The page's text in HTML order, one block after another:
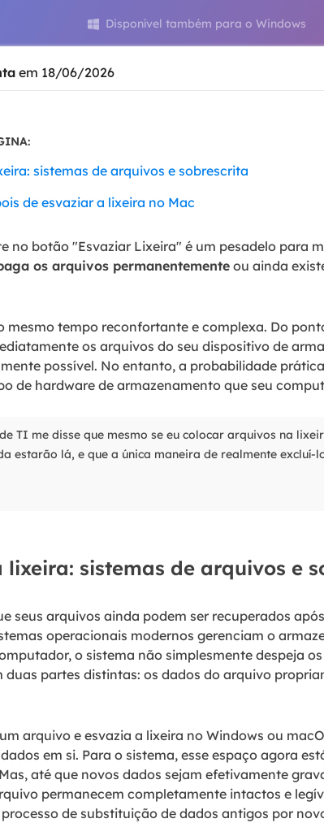
Recovery
SQL Recovery
de banco de dados MS SQL
 Disponível também para o Windows
em 18/06/2026
sistemas de arquivos e sobrescrita
de esvaziar a lixeira no Mac
no botão "Esvaziar Lixeira" é um pesadelo para
os arquivos permanentementeou ainda
mesmo tempo reconfortante e complexa. Do
os arquivos do seu dispositivo de
possível. No entanto, a probabilidade
de hardware de armazenamento que seu
TI me disse que mesmo se eu colocar arquivos na
estarão lá, e que a única maneira de realmente excluí-
lixeira: sistemas de arquivos e
seus arquivos ainda podem ser recuperados após
operacionais modernos gerenciam o
o sistema não simplesmente despeja
duas partes distintas: os dados do arquivo
arquivo e esvazia a lixeira no Windows ou
em si. Para o sistema, esse espaço agora
até que novos dados sejam efetivamente
permanecem completamente intactos e
processo de substituição de dados antigos por